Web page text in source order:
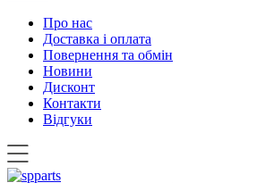
Про нас
Доставка і оплата
Повернення та обмін
Новини
Дисконт
Контакти
Відгуки